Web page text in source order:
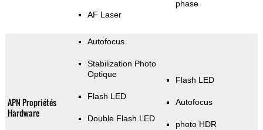
AF Laser
phase
APN Propriétés
Hardware
Autofocus
Stabilization Photo
Optique
Flash LED
Double Flash LED
Flash LED
Autofocus
photo HDR